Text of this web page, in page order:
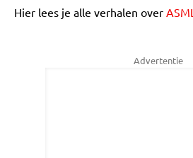
Hier lees je alle verhalen over ASML
Advertentie